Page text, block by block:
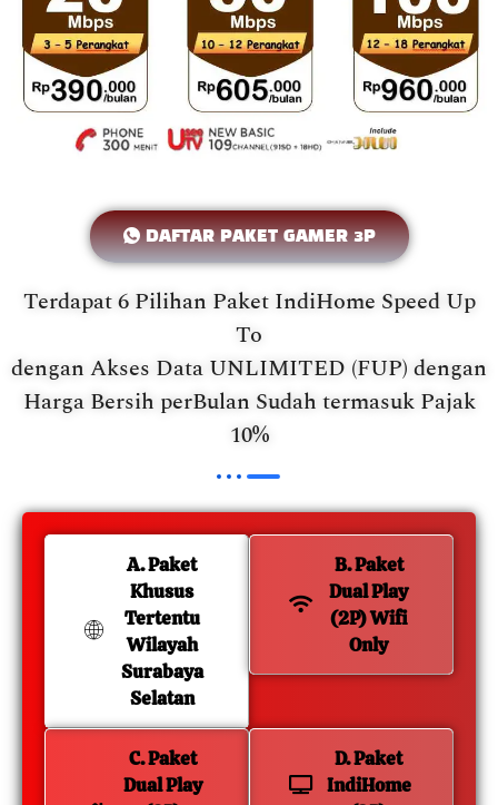
DAFTAR PAKET GAMER 3P
Terdapat 6 Pilihan Paket IndiHome Speed Up
To
dengan Akses Data UNLIMITED (FUP) dengan
Harga Bersih perBulan Sudah termasuk Pajak
10%
A. Paket
Khusus
Tertentu
Wilayah
Surabaya
Selatan
B. Paket
Dual Play
(2P) Wifi
Only
C. Paket
Dual Play
D. Paket
IndiHome